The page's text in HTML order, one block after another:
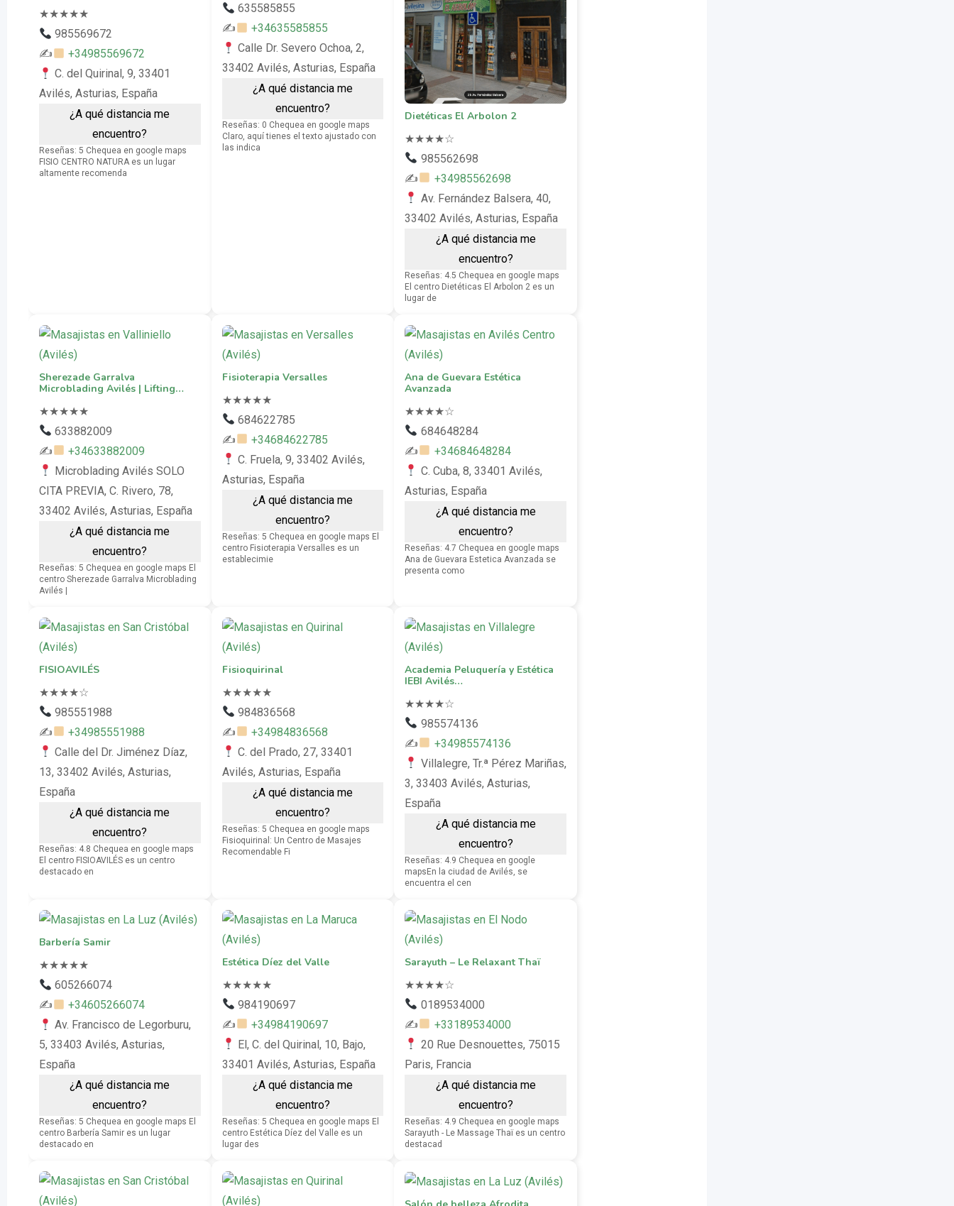
★★★★★
985569672
✍
+34985569672
C. del Quirinal, 9, 33401
Avilés, Asturias, España
¿A qué distancia me
encuentro?
Reseñas: 5 Chequea en google maps
FISIO CENTRO NATURA es un lugar
altamente recomenda
635585855
✍
+34635585855
Calle Dr. Severo Ochoa, 2,
33402 Avilés, Asturias, España
¿A qué distancia me
encuentro?
Reseñas: 0 Chequea en google maps
Claro, aquí tienes el texto ajustado con
las indica
Dietéticas El Arbolon 2
★★★★☆
985562698
✍
+34985562698
Av. Fernández Balsera, 40,
33402 Avilés, Asturias, España
¿A qué distancia me
encuentro?
Reseñas: 4.5 Chequea en google maps
El centro Dietéticas El Arbolon 2 es un
lugar de
Sherezade Garralva
Microblading Avilés | Lifting…
★★★★★
633882009
✍
+34633882009
Microblading Avilés SOLO
CITA PREVIA, C. Rivero, 78,
33402 Avilés, Asturias, España
¿A qué distancia me
encuentro?
Reseñas: 5 Chequea en google maps El
centro Sherezade Garralva Microblading
Avilés |
Fisioterapia Versalles
★★★★★
684622785
✍
+34684622785
C. Fruela, 9, 33402 Avilés,
Asturias, España
¿A qué distancia me
encuentro?
Reseñas: 5 Chequea en google maps El
centro Fisioterapia Versalles es un
establecimie
Ana de Guevara Estética
Avanzada
★★★★☆
684648284
✍
+34684648284
C. Cuba, 8, 33401 Avilés,
Asturias, España
¿A qué distancia me
encuentro?
Reseñas: 4.7 Chequea en google maps
Ana de Guevara Estetica Avanzada se
presenta como
FISIOAVILÉS
★★★★☆
985551988
✍
+34985551988
Calle del Dr. Jiménez Díaz,
13, 33402 Avilés, Asturias,
España
¿A qué distancia me
encuentro?
Reseñas: 4.8 Chequea en google maps
El centro FISIOAVILÉS es un centro
destacado en
Fisioquirinal
★★★★★
984836568
✍
+34984836568
C. del Prado, 27, 33401
Avilés, Asturias, España
¿A qué distancia me
encuentro?
Reseñas: 5 Chequea en google maps
Fisioquirinal: Un Centro de Masajes
Recomendable Fi
Academia Peluquería y Estética
IEBI Avilés…
★★★★☆
985574136
✍
+34985574136
Villalegre, Tr.ª Pérez Mariñas,
3, 33403 Avilés, Asturias,
España
¿A qué distancia me
encuentro?
Reseñas: 4.9 Chequea en google
mapsEn la ciudad de Avilés, se
encuentra el cen
Barbería Samir
★★★★★
605266074
✍
+34605266074
Av. Francisco de Legorburu,
5, 33403 Avilés, Asturias,
España
¿A qué distancia me
encuentro?
Reseñas: 5 Chequea en google maps El
centro Barbería Samir es un lugar
destacado en
Estética Díez del Valle
★★★★★
984190697
✍
+34984190697
El, C. del Quirinal, 10, Bajo,
33401 Avilés, Asturias, España
¿A qué distancia me
encuentro?
Reseñas: 5 Chequea en google maps El
centro Estética Díez del Valle es un
lugar des
Sarayuth – Le Relaxant Thaï
★★★★☆
0189534000
✍
+33189534000
20 Rue Desnouettes, 75015
Paris, Francia
¿A qué distancia me
encuentro?
Reseñas: 4.9 Chequea en google maps
Sarayuth - Le Massage Thaï es un centro
destacad